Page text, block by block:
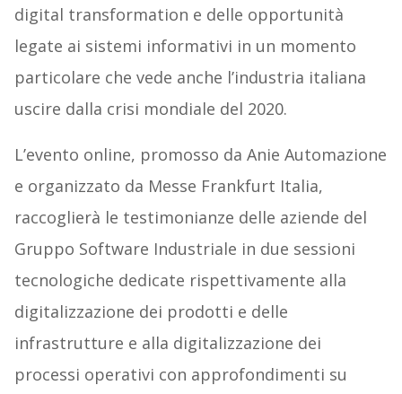
digital transformation e delle opportunità
legate ai sistemi informativi in un momento
particolare che vede anche l’industria italiana
uscire dalla crisi mondiale del 2020.
L’evento online, promosso da Anie Automazione
e organizzato da Messe Frankfurt Italia,
raccoglierà le testimonianze delle aziende del
Gruppo Software Industriale in due sessioni
tecnologiche dedicate rispettivamente alla
digitalizzazione dei prodotti e delle
infrastrutture e alla digitalizzazione dei
processi operativi con approfondimenti su